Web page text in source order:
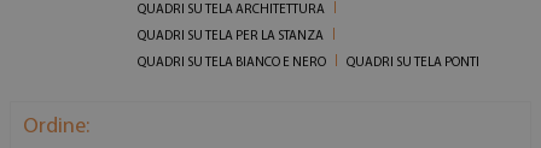
QUADRI SU TELA ARCHITETTURA
QUADRI SU TELA PER LA STANZA
QUADRI SU TELA BIANCO E NERO
QUADRI SU TELA PONTI
Ordine: